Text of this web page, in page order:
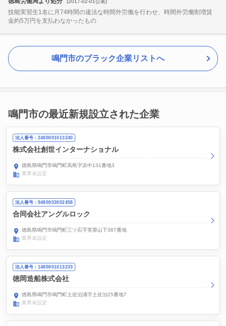
技能実習生1名に月74時間の違法な時間外労働を行わせ、時間外労働割増賃
金約5万円を支払わなかったもの
鳴門市のブラック企業リストへ
鳴門市の最近新規設立された企業
法人番号：2480001013240
株式会社創世インターナショナル
徳島県鳴門市鳴門町高島字浜中131番地3
業界未設定
法人番号：9480003002458
合同会社アングルロック
徳島県鳴門市鳴門町三ツ石字芙蓉山下387番地
業界未設定
法人番号：1480001013233
徳岡造船株式会社
徳島県鳴門市鳴門町土佐泊浦字土佐泊25番地7
業界未設定